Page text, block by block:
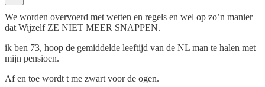
We worden overvoerd met wetten en regels en wel op zo’n manier
dat Wijzelf ZE NIET MEER SNAPPEN.
ik ben 73, hoop de gemiddelde leeftijd van de NL man te halen met
mijn pensioen.
Af en toe wordt t me zwart voor de ogen.